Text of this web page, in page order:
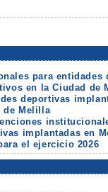
para entidades
en la Ciudad de
deportivas
de Melilla
implantadas en
el ejercicio 2026